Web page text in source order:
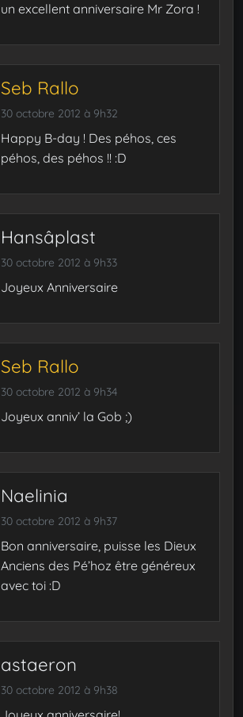
un excellent anniversaire Mr Zora !
Seb Rallo
30 octobre 2012 à 9h32
Happy B-day ! Des péhos, ces
péhos, des péhos !! :D
Hansâplast
30 octobre 2012 à 9h33
Joyeux Anniversaire
Seb Rallo
30 octobre 2012 à 9h34
Joyeux anniv’ la Gob ;)
Naelinia
30 octobre 2012 à 9h37
Bon anniversaire, puisse les Dieux
Anciens des Pé’hoz être généreux
avec toi :D
astaeron
30 octobre 2012 à 9h38